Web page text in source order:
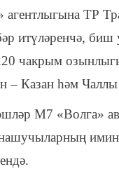
агентлыгына ТР
итүләренчә, биш
чакрым
– Казан һәм
М7 «Волга»